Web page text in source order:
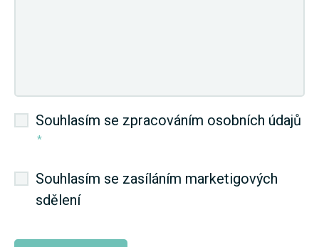
Souhlasím se zpracováním osobních údajů
*
Souhlasím se zasíláním marketigových
sdělení